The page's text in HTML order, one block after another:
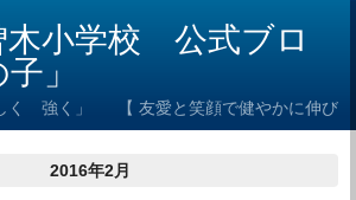
木小学校 公式ブロ
」
く 強く」 【 友愛と笑顔で健やかに伸び
2016年2月